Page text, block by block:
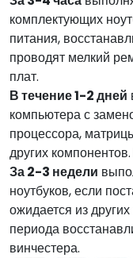
комплектующих
питания,
проводят мелкий
плат.
В течение 1-2 дней
компьютера с
процессора,
других
За 2-3 недели
ноутбуков, если
ожидается из
периода
винчестера.